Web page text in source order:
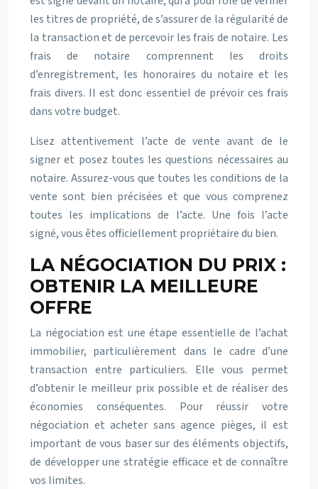
les titres de propriété, de s’assurer de la régularité de
la transaction et de percevoir les frais de notaire. Les
frais de notaire comprennent les droits
d’enregistrement, les honoraires du notaire et les
frais divers. Il est donc essentiel de prévoir ces frais
dans votre budget.
Lisez attentivement l’acte de vente avant de le
signer et posez toutes les questions nécessaires au
notaire. Assurez-vous que toutes les conditions de la
vente sont bien précisées et que vous comprenez
toutes les implications de l’acte. Une fois l’acte
signé, vous êtes officiellement propriétaire du bien.
LA NÉGOCIATION DU PRIX :
OBTENIR LA MEILLEURE
OFFRE
La négociation est une étape essentielle de l’achat
immobilier, particulièrement dans le cadre d’une
transaction entre particuliers. Elle vous permet
d’obtenir le meilleur prix possible et de réaliser des
économies conséquentes. Pour réussir votre
négociation et acheter sans agence pièges, il est
important de vous baser sur des éléments objectifs,
de développer une stratégie efficace et de connaître
vos limites.